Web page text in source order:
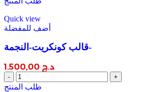
quantity
Quick view
أضف للمفضلة
قالب كونكريت-النجمة-
د.ج
قالب
كونكريت-
طلب المنتج